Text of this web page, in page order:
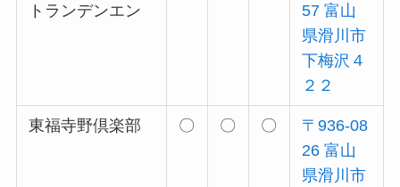
トランデンエン
57 富山
県滑川市
下梅沢４
２２
東福寺野倶楽部 〇 〇 〇
〒936-08
26 富山
県滑川市